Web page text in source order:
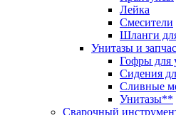
Лейка
Смесители
Шланги
Унитазы и
Гофры для
Сидения
Сливные
Унитазы**
Сварочный